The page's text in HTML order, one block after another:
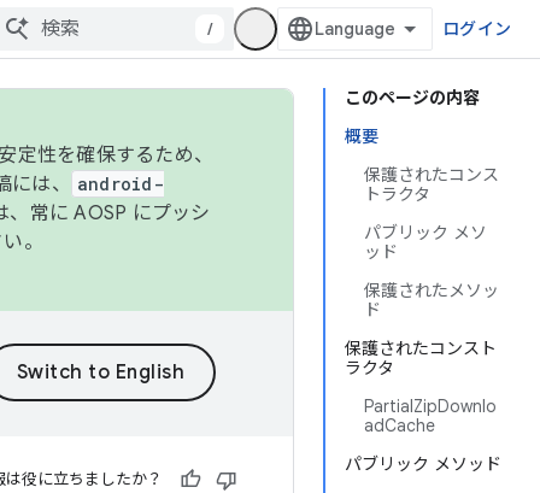
/ ログイン
このページの内容
概要
保護されたコンス
トラクタ
パブリック メソ
ッド
保護されたメソッ
ド
保護されたコンスト
ラクタ
PartialZipDownlo
adCache
パブリック メソッド
性を確保するため、
は、
android-
常に AOSP にプッシ
。
は役に立ちましたか？